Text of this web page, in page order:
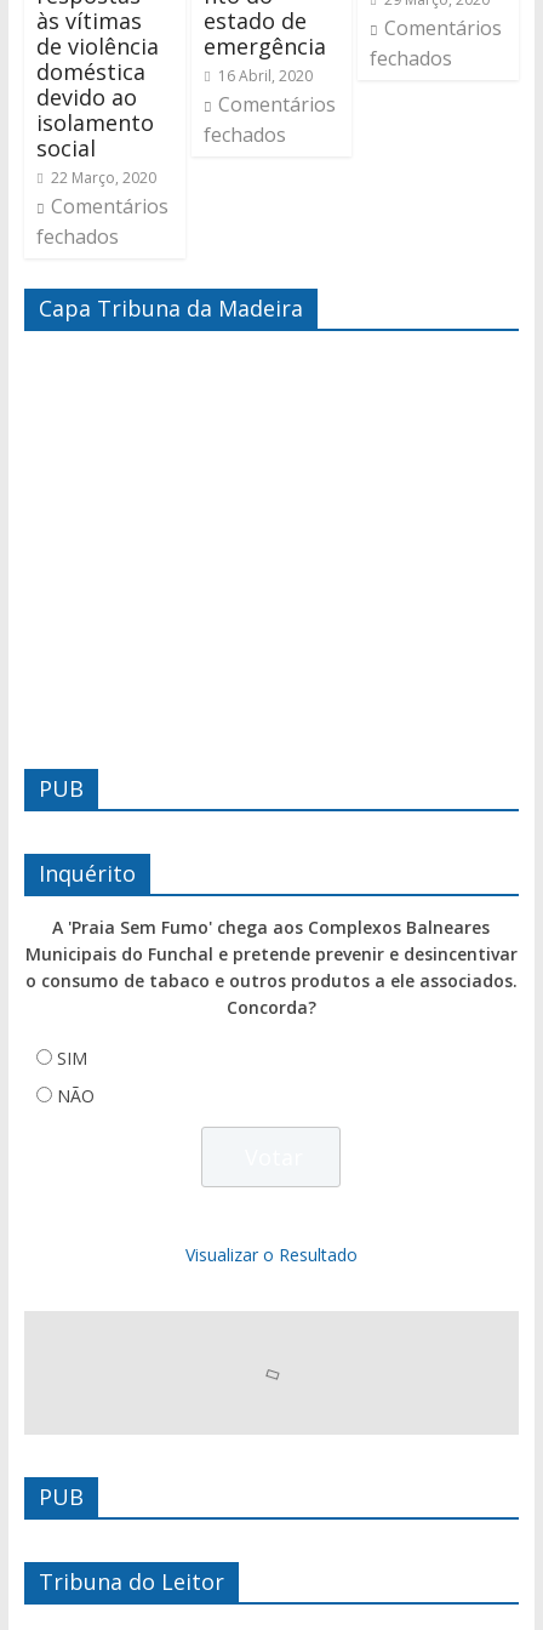
às vítimas
de violência
doméstica
devido ao
isolamento
social
22 Março, 2020
Comentários
fechados
estado de
emergência
16 Abril, 2020
Comentários
fechados
Comentários
fechados
Capa Tribuna da Madeira
PUB
Inquérito
A 'Praia Sem Fumo' chega aos Complexos Balneares
Municipais do Funchal e pretende prevenir e desincentivar
o consumo de tabaco e outros produtos a ele associados.
Concorda?
SIM
NÃO
Visualizar o Resultado
PUB
Tribuna do Leitor